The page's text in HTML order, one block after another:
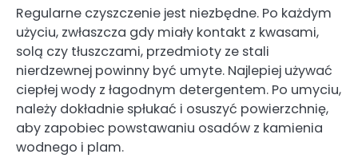
Regularne czyszczenie jest niezbędne. Po każdym
użyciu, zwłaszcza gdy miały kontakt z kwasami,
solą czy tłuszczami, przedmioty ze stali
nierdzewnej powinny być umyte. Najlepiej używać
ciepłej wody z łagodnym detergentem. Po umyciu,
należy dokładnie spłukać i osuszyć powierzchnię,
aby zapobiec powstawaniu osadów z kamienia
wodnego i plam.